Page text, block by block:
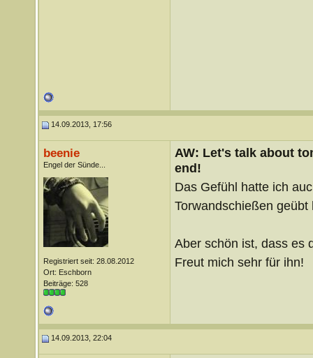
14.09.2013, 17:56
beenie
Engel der Sünde...
Registriert seit: 28.08.2012
Ort: Eschborn
Beiträge: 528
AW: Let's talk about
end!
Das Gefühl hatte ich
Torwandschießen
Aber schön ist, dass es
Freut mich sehr für ihn!
14.09.2013, 22:04